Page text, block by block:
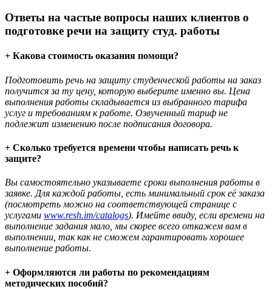
Ответы на частые вопросы наших клиентов о
подготовке речи на защиту студ. работы
+ Какова стоимость оказания помощи?
Подготовить речь на защиту студенческой работы на заказ
получится за ту цену, которую выберите именно вы. Цена
выполнения работы складывается из выбранного тарифа
услуг и требованиям к работе. Озвученный тариф не
подлежит изменению после подписания договора.
+ Сколько требуется времени чтобы написать речь к
защите?
Вы самостоятельно указываете сроки выполнения работы в
заявке. Для каждой работы, есть минимальный срок её заказа
(посмотреть можно на соответствующей странице с
услугами www.resh.im/catalogs). Имейте ввиду, если времени на
выполнение задания мало, мы скорее всего откажем вам в
выполнении, так как не сможем гарантировать хорошее
выполнение работы.
+ Оформляются ли работы по рекомендациям
методических пособий?